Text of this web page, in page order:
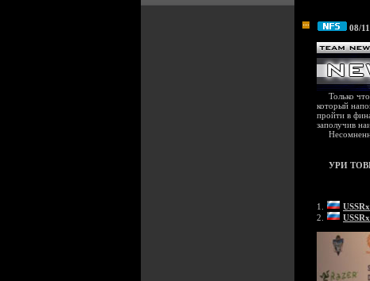
08/
Только что
который
пройти в
заполучив
УРИ
1.
2.